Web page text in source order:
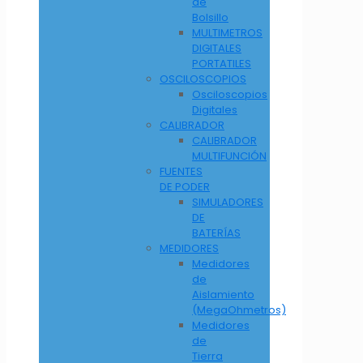
Bolsillo
MULTIMETROS
DIGITALES
PORTATILES
OSCILOSCOPIOS
Osciloscopios
Digitales
CALIBRADOR
CALIBRADOR
MULTIFUNCIÓN
FUENTES
DE PODER
SIMULADORES
DE
BATERÍAS
MEDIDORES
Medidores
de
Aislamiento
(MegaOhmetros)
Medidores
de
Tierra